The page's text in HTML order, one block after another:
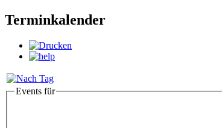
Terminkalender
Events für